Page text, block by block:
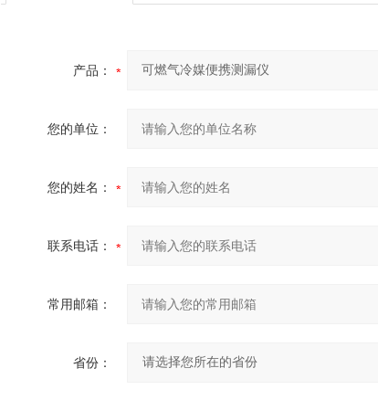
产品：
您的单位：
您的姓名：
联系电话：
常用邮箱：
省份：